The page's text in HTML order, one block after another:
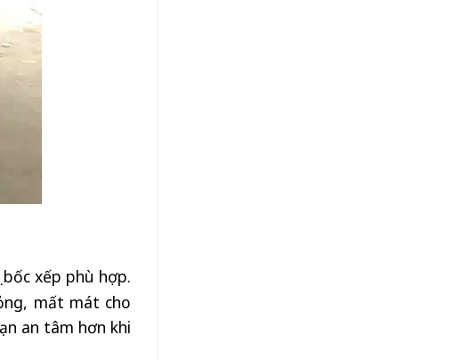
xếp phù hợp.
mất mát cho
an tâm hơn khi